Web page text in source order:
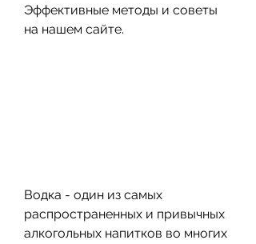
Эффективные методы и советы
на нашем сайте.
Водка - один из самых
распространенных и привычных
алкогольных напитков во многих